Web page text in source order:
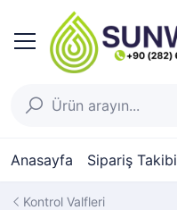
Anasayfa Sipariş Takibi
Kontrol Valfleri